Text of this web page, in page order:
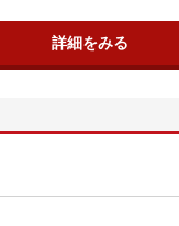
詳細をみる